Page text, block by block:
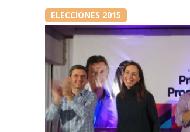
ELECCIONES 2015